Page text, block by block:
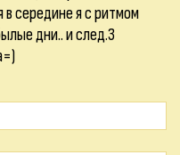
в середине я с ритмом
дни.. и след.3